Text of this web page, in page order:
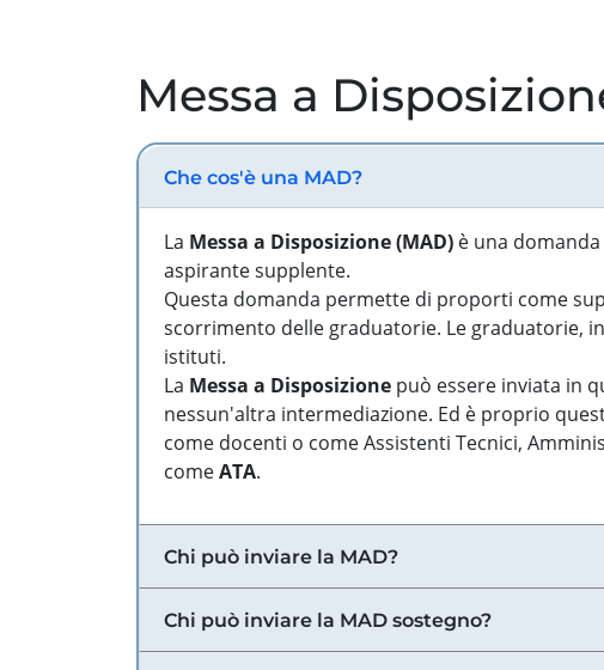
Messa a
Che cos'è una MAD?
La Messa a Disposizione (MAD) è una
aspirante supplente.
Questa domanda permette di proporti come
scorrimento delle graduatorie. Le graduatorie,
istituti.
La Messa a Disposizione può essere inviata in
nessun'altra intermediazione. Ed è proprio
come docenti o come Assistenti Tecnici,
comeATA.
Chi può inviare la MAD?
Chi può inviare la MAD sostegno?